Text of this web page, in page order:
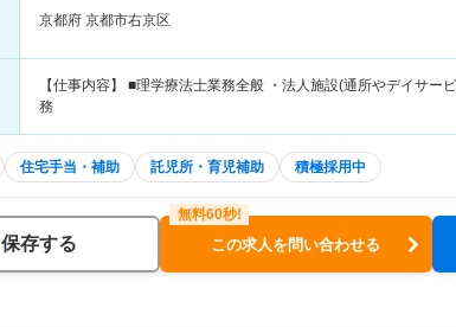
京都府 京都市右京区
【仕事内容】 ■理学療法士業務全般 ・法人施設(通所やデイサー
務
住宅手当・補助 託児所・育児補助 積極採用中
保存する この求人を問い合わせる